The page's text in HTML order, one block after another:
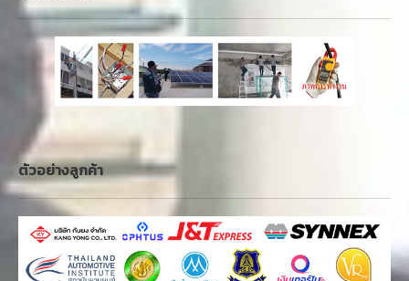
ตัวอย่างลูกค้า